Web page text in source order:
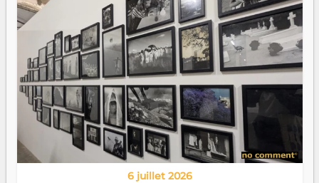
6 juillet 2026